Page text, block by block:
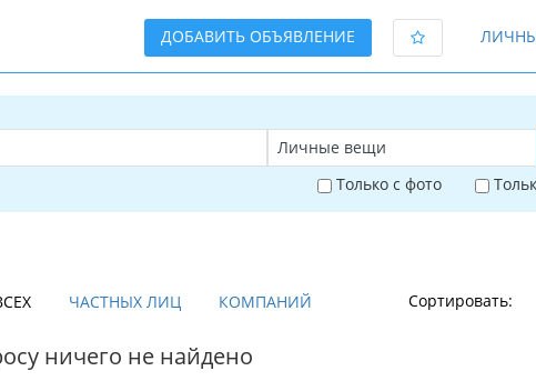
ДОБАВИТЬ ОБЪЯВЛЕНИЕ
Только с фото
ЧАСТНЫХ ЛИЦ КОМПАНИЙ Сортировать:
ничего не найдено